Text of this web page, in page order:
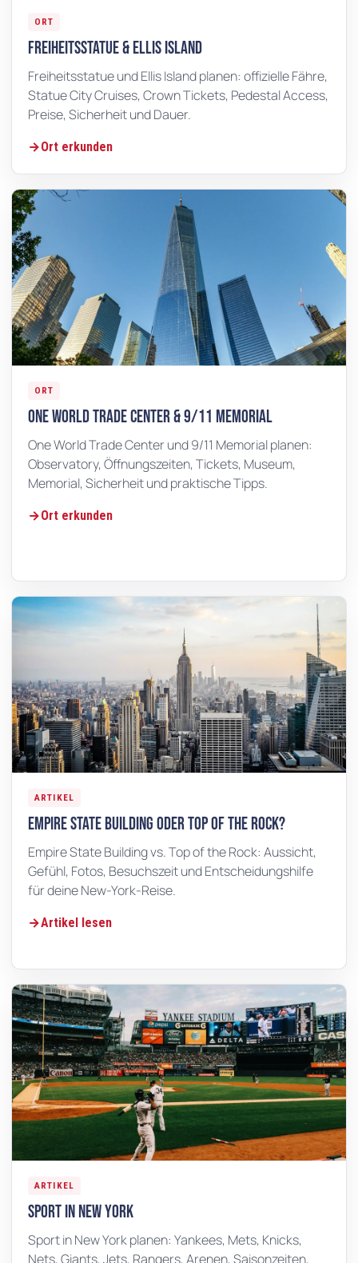
ORT
Freiheitsstatue & Ellis Island
Freiheitsstatue und Ellis Island planen: offizielle Fähre,
Statue City Cruises, Crown Tickets, Pedestal Access,
Preise, Sicherheit und Dauer.
Ort erkunden
ORT
One World Trade Center & 9/11 Memorial
One World Trade Center und 9/11 Memorial planen:
Observatory, Öffnungszeiten, Tickets, Museum,
Memorial, Sicherheit und praktische Tipps.
Ort erkunden
ARTIKEL
Empire State Building oder Top of the Rock?
Empire State Building vs. Top of the Rock: Aussicht,
Gefühl, Fotos, Besuchszeit und Entscheidungshilfe
für deine New-York-Reise.
Artikel lesen
ARTIKEL
Sport in New York
Sport in New York planen: Yankees, Mets, Knicks,
Nets, Giants, Jets, Rangers, Arenen, Saisonzeiten,